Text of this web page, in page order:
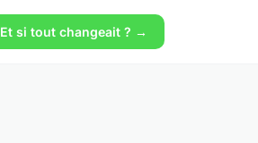
Et si tout changeait ? →